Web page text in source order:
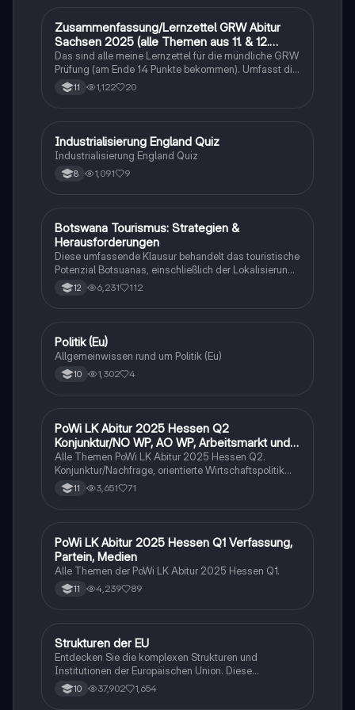
Wirtschaft und Recht
Zusammenfassung/Lernzettel GRW Abitur
Sachsen 2025 (alle Themen aus 11. & 12.
Klasse)
Das sind alle meine Lernzettel für die mündliche GRW
Prüfung (am Ende 14 Punkte bekommen). Umfasst die
Themen Medien, Sozialer Wandel, Internationale
Politik, Wirtschaft und politische Theorien. Jedenfalls
11 1,122 20
IGeschichte
Industrialisierung England Quiz
Industrialisierung England Quiz
8 1,091 9
Geographie/Erdkunde
Botswana Tourismus: Strategien &
Herausforderungen
Diese umfassende Klausur behandelt das touristische
Potenzial Botsuanas, einschließlich der Lokalisierung,
Entwicklung und Bewertung der Nachhaltigkeit.
Analysiert werden die ökonomischen, sozialen und
Klausuren vorbereiten. Note: 13.
12 6,231 112
PWirtschaft und Recht
Politik (Eu)
Allgemeinwissen rund um Politik (Eu)
10 1,302 4
Wirtschaft und Recht
PoWi LK Abitur 2025 Hessen Q2
Konjunktur/NO WP, AO WP, Arbeitsmarkt und
Traifpolitik
Alle Themen PoWi LK Abitur 2025 Hessen Q2.
Konjunktur/Nachfrage, orientierte Wirtschaftspolitik
von Keynes. Angebot orientierte Wirtschaftspolitik von
Milton, Friedman und nachhaltiger
11 3,651 71
Wirtschaft und Recht
PoWi LK Abitur 2025 Hessen Q1 Verfassung,
Partein, Medien
Alle Themen der PoWi LK Abitur 2025 Hessen Q1.
11 4,239 89
Wirtschaft und Recht
Strukturen der EU
Entdecken Sie die komplexen Strukturen und
Institutionen der Europäischen Union. Diese
Zusammenfassung behandelt die Geschichte,
Verträge, Mitgliedstaaten, Kopenhagener Kriterien,
10 37,902 1,654